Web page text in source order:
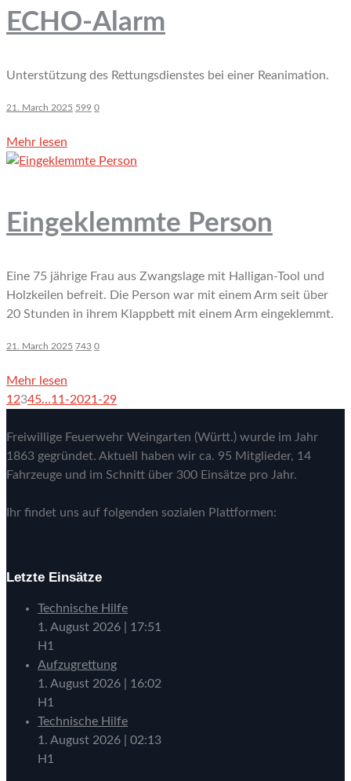
ECHO-Alarm
Unterstützung des Rettungsdienstes bei einer Reanimation.
21. March 2025 599 0
Mehr lesen
Eingeklemmte Person
Eine 75 jährige Frau aus Zwangslage mit Halligan-Tool und
Holzkeilen befreit. Die Person war mit einem Arm seit über
20 Stunden in ihrem Klappbett mit einem Arm eingeklemmt.
21. March 2025 743 0
Mehr lesen
12345…11-2021-29
Freiwillige Feuerwehr Weingarten (Württ.) wurde im Jahr
1863 gegründet. Aktuell haben wir ca. 95 Mitglieder, 14
Fahrzeuge und im Schnitt über 300 Einsätze pro Jahr.
Ihr findet uns auf folgenden sozialen Plattformen:
Letzte Einsätze
Technische Hilfe
1. August 2026
17:51
H1
Aufzugrettung
1. August 2026
16:02
H1
Technische Hilfe
1. August 2026
02:13
H1